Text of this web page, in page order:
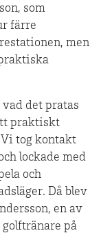
som
färre
men
det pratas
praktiskt
tog kontakt
lockade med
och
Då blev
en av
golftränare på